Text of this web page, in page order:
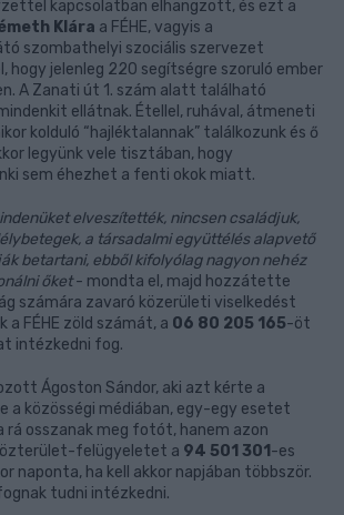
kapcsolatban elhangzott, és ezt a
Klára a FÉHE, vagyis a
szombathelyi szociális szervezet
hogy jelenleg 220 segítségre szoruló ember
A Zanati út 1. szám alatt található
ellátnak. Étellel, ruhával, átmeneti
kolduló “hajléktalannak” találkozunk és ő
legyünk vele tisztában, hogy
sem éhezhet a fenti okok miatt.
elveszítették, nincsen családjuk,
a társadalmi együttélés alapvető
betartani, ebből kifolyólag nagyon nehéz
őket- mondta el, majd hozzátette
számára zavaró közerületi viselkedést
a FÉHE zöld számát, a 06 80 205 165-öt
intézkedni fog.
Ágoston Sándor, aki azt kérte a
a közösségi médiában, egy-egy esetet
rá osszanak meg fotót, hanem azon
felügyeletet a 94 501 301 -es
naponta, ha kell akkor napjában többször.
tudni intézkedni.